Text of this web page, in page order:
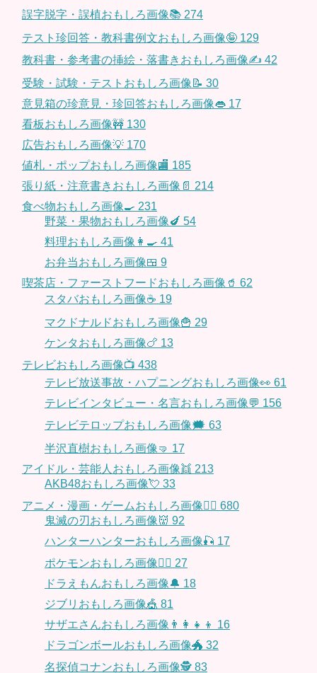
誤字脱字・誤植おもしろ画像📚 274
テスト珍回答・教科書例文おもしろ画像🤪 129
教科書・参考書の挿絵・落書きおもしろ画像✍️ 42
受験・試験・テストおもしろ画像📝 30
意見箱の珍意見・珍回答おもしろ画像👄 17
看板おもしろ画像🚧 130
広告おもしろ画像💡 170
値札・ポップおもしろ画像🏬 185
張り紙・注意書きおもしろ画像📄 214
食べ物おもしろ画像🍳 231
野菜・果物おもしろ画像🍆 54
料理おもしろ画像👩‍🍳 41
お弁当おもしろ画像🍱 9
喫茶店・ファーストフードおもしろ画像🥤 62
スタバおもしろ画像☕️ 19
マクドナルドおもしろ画像🍟 29
ケンタおもしろ画像🍗 13
テレビおもしろ画像📺 438
テレビ放送事故・ハプニングおもしろ画像👀 61
テレビインタビュー・名言おもしろ画像💬 156
テレビテロップおもしろ画像🗯 63
半沢直樹おもしろ画像🤜 17
アイドル・芸能人おもしろ画像👯 213
AKB48おもしろ画像💘 33
アニメ・漫画・ゲームおもしろ画像🧚‍♀️ 680
鬼滅の刃おもしろ画像👹 92
ハンターハンターおもしろ画像🎣 17
ポケモンおもしろ画像🤹‍♂️ 27
ドラえもんおもしろ画像🔔 18
ジブリおもしろ画像🎪 81
サザエさんおもしろ画像👨‍👩‍👧‍👦 16
ドラゴンボールおもしろ画像🐲 32
名探偵コナンおもしろ画像🕵️ 83